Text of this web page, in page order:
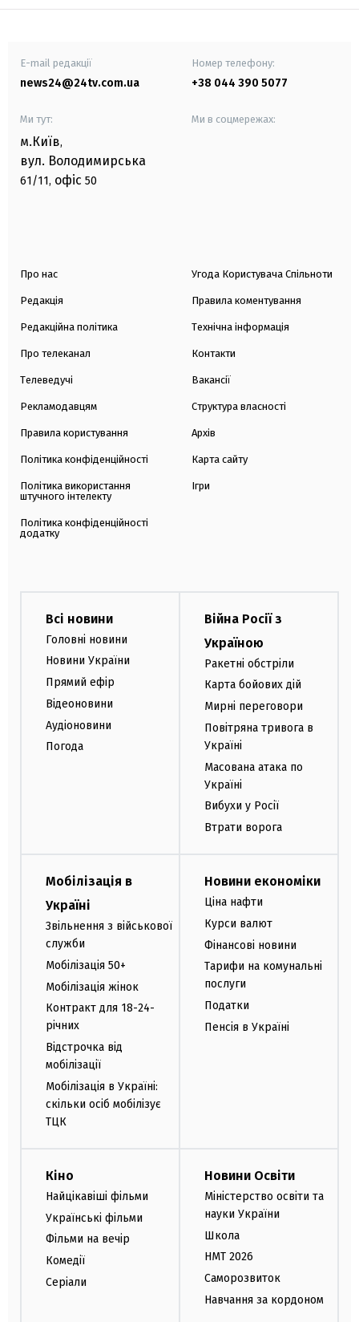
E-mail редакції
news24@24tv.com.ua
Номер телефону:
+38 044 390 5077
Ми тут:
м.Київ,
вул. Володимирська
61/11, офіс 50
Ми в соцмережах:
Про нас
Редакція
Редакційна політика
Про телеканал
Телеведучі
Рекламодавцям
Правила користування
Політика конфіденційності
Політика використання
штучного інтелекту
Політика конфіденційності
додатку
Угода Користувача Спільноти
Правила коментування
Технічна інформація
Контакти
Вакансії
Структура власності
Архів
Карта сайту
Ігри
Всі новини
Головні новини
Новини України
Прямий ефір
Відеоновини
Аудіоновини
Погода
Війна Росії з
Україною
Ракетні обстріли
Карта бойових дій
Мирні переговори
Повітряна тривога в
Україні
Масована атака по
Україні
Вибухи у Росії
Втрати ворога
Мобілізація в
Україні
Звільнення з військової
служби
Мобілізація 50+
Мобілізація жінок
Контракт для 18-24-
річних
Відстрочка від
мобілізації
Мобілізація в Україні:
скільки осіб мобілізує
ТЦК
Новини економіки
Ціна нафти
Курси валют
Фінансові новини
Тарифи на комунальні
послуги
Податки
Пенсія в Україні
Кіно
Найцікавіші фільми
Українські фільми
Фільми на вечір
Комедії
Серіали
Новини Освіти
Міністерство освіти та
науки України
Школа
НМТ 2026
Саморозвиток
Навчання за кордоном